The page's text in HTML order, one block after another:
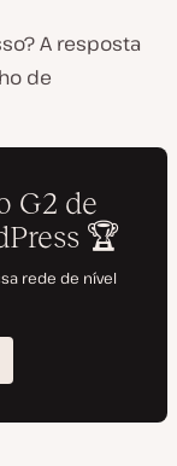
A resposta
de